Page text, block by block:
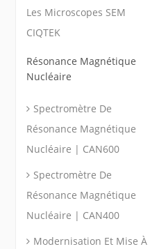
Les Microscopes SEM
CIQTEK
Résonance Magnétique
Nucléaire
Spectromètre De
Résonance Magnétique
Nucléaire | CAN600
Spectromètre De
Résonance Magnétique
Nucléaire | CAN400
Modernisation Et Mise À